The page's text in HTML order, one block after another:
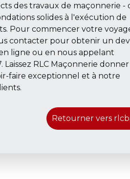
des travaux de maçonnerie -
solides à l'exécution de
Pour commencer votre
contacter pour obtenir un
ligne ou en nous appelant
RLC Maçonnerie donner
faire exceptionnel et à notre
Retourner vers